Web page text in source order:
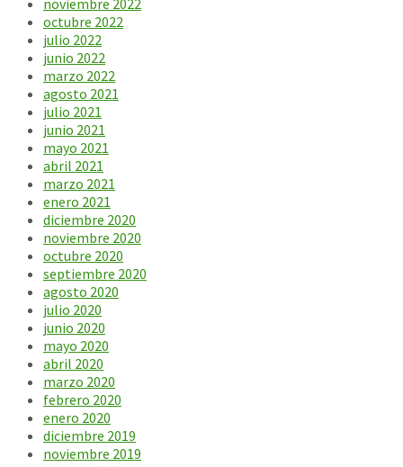
noviembre 2022
octubre 2022
julio 2022
junio 2022
marzo 2022
agosto 2021
julio 2021
junio 2021
mayo 2021
abril 2021
marzo 2021
enero 2021
diciembre 2020
noviembre 2020
octubre 2020
septiembre 2020
agosto 2020
julio 2020
junio 2020
mayo 2020
abril 2020
marzo 2020
febrero 2020
enero 2020
diciembre 2019
noviembre 2019